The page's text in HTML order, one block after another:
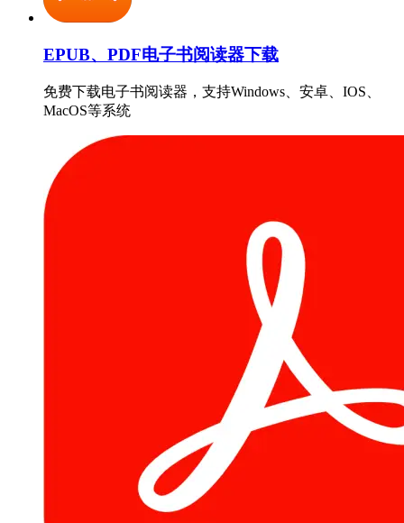
EPUB、PDF电子书阅读器下载
免费下载电子书阅读器，支持Windows、安卓、IOS、
MacOS等系统